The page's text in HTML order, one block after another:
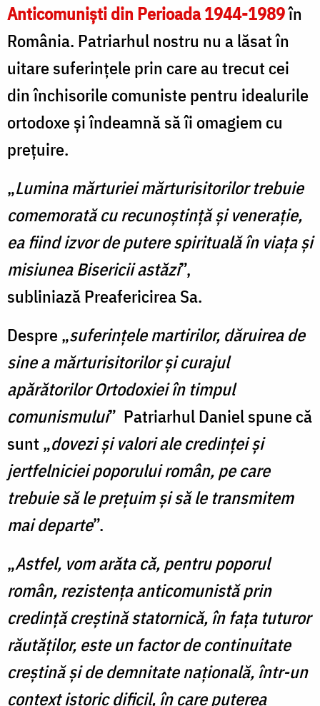
Anticomuniști din Perioada 1944-1989în
România. Patriarhul nostru nu a lăsat în
uitare suferinţele prin care au trecut cei
din închisorile comuniste pentru idealurile
ortodoxe şi îndeamnă să îi omagiem cu
preţuire.
„Lumina mărturiei mărturisitorilor trebuie
comemorată cu recunoștință şi venerație,
ea fiind izvor de putere spirituală în viaţa şi
misiunea Bisericii astăzi”,
subliniază Preafericirea Sa.
Despre „suferințele martirilor, dăruirea de
sine a mărturisitorilor şi curajul
apărătorilor Ortodoxiei în timpul
comunismului” Patriarhul Daniel spune că
sunt „dovezi şi valori ale credinţei şi
jertfelniciei poporului român, pe care
trebuie să le preţuim şi să le transmitem
mai departe”.
„Astfel, vom arăta că, pentru poporul
român, rezistența anticomunistă prin
credință creștină statornică, în fața tuturor
răutăţilor, este un factor de continuitate
creștină şi de demnitate națională, într-un
context istoric dificil, în care puterea